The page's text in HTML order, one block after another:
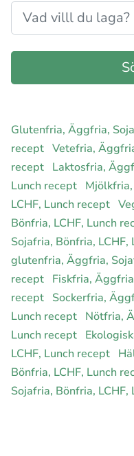
Glutenfria, Äggfria,
recept Vetefria,
recept Laktosfria,
Lunch recept
LCHF, Lunch recept
Bönfria, LCHF, Lunch
Sojafria, Bönfria, LCHF,
glutenfria, Äggfria,
recept Fiskfria,
recept Sockerfria,
Lunch recept Nötfria,
Lunch recept
LCHF, Lunch recept
Bönfria, LCHF, Lunch
Sojafria, Bönfria, LCHF,